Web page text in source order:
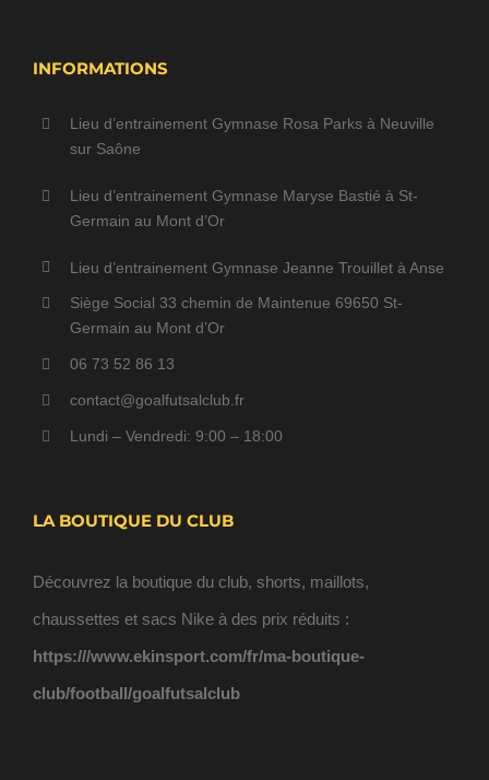
INFORMATIONS
Lieu d’entrainement Gymnase Rosa Parks à Neuville
sur Saône
Lieu d’entrainement Gymnase Maryse Bastié à St-
Germain au Mont d’Or
Lieu d’entrainement Gymnase Jeanne Trouillet à Anse
Siège Social 33 chemin de Maintenue 69650 St-
Germain au Mont d’Or
06 73 52 86 13
contact@goalfutsalclub.fr
Lundi – Vendredi: 9:00 – 18:00
LA BOUTIQUE DU CLUB
Découvrez la boutique du club, shorts, maillots,
chaussettes et sacs Nike à des prix réduits :
https:///www.ekinsport.com/fr/ma-boutique-
club/football/goalfutsalclub